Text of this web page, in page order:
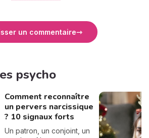
un commentaire
psycho
Comment reconnaître
un pervers narcissique
? 10 signaux forts
Un patron, un conjoint, un